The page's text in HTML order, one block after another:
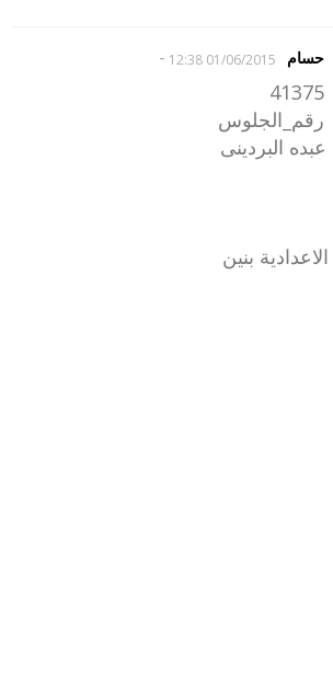
حسام 01/06/2015 12:38
-
41375
رقم_الجلوس
البردينى
بنين